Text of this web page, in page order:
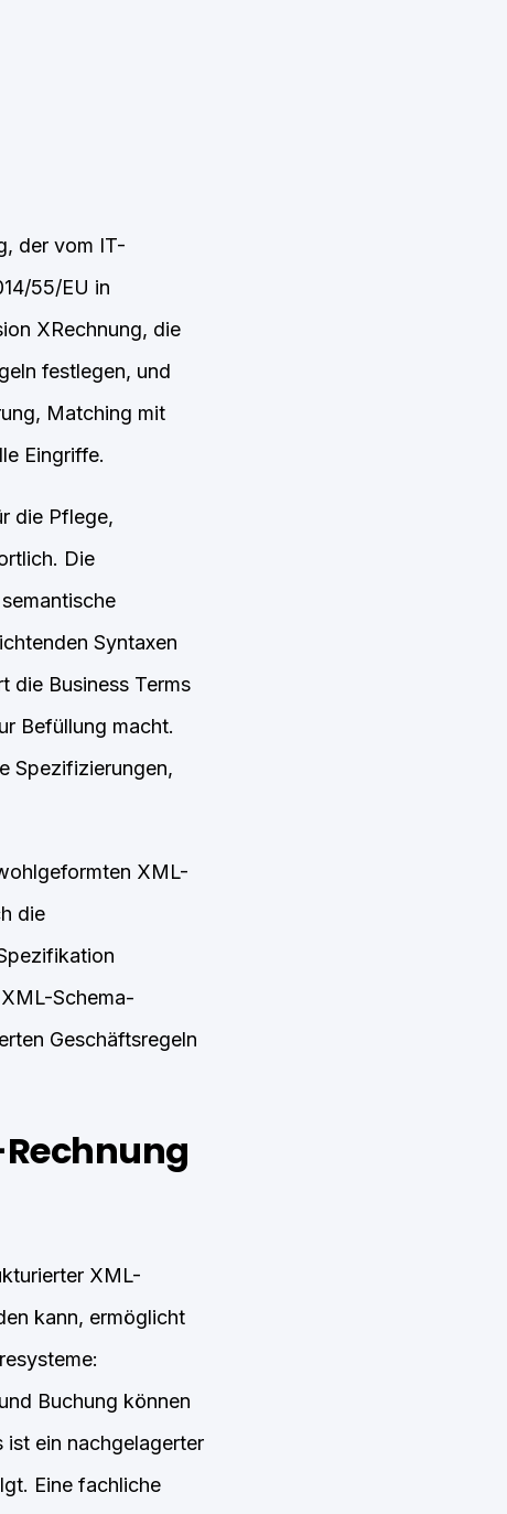
der vom IT-
55/EU in
XRechnung, die
festlegen, und
Matching mit
Eingriffe.
die Pflege,
Die
Syntaxen
die Business Terms
Befüllung macht.
Spezifizierungen,
XML-
die
Schema-
Geschäftsregeln
XML-
kann, ermöglicht
Buchung können
ist ein nachgelagerter
Eine fachliche